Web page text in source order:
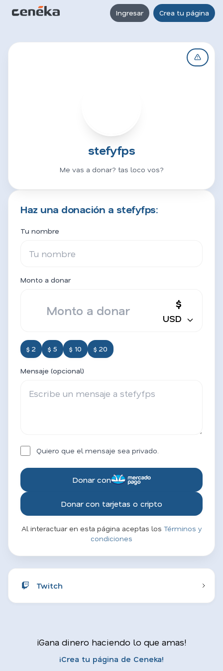
Ingresar Crea tu página
stefyfps
Me vas a donar? tas loco vos?
Haz una donación a stefyfps:
Tu nombre
Monto a donar
$
USD
$ 2 $ 5 $ 10 $ 20
Mensaje (opcional)
Quiero que el mensaje sea privado.
Donar con
Donar con tarjetas o cripto
Al interactuar en esta página aceptas los Términos y
condiciones
Twitch
¡Gana dinero haciendo lo que amas!
¡Crea tu página de Ceneka!